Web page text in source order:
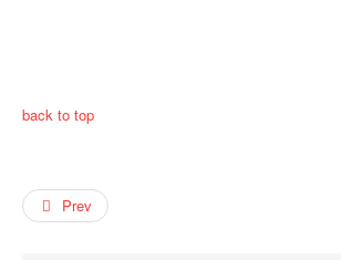
back to top
Prev